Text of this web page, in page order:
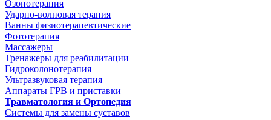
Озонотерапия
Ударно-волновая терапия
Ванны физиотерапевтические
Фототерапия
Массажеры
Тренажеры для реабилитации
Гидроколонотерапия
Ультразвуковая терапия
Аппараты ГРВ и приставки
Травматология и Ортопедия
Системы для замены суставов